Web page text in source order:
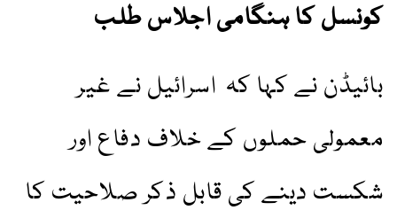
کونسل کا ہنگامی اجلاس طلب
بائیڈن نے کہا کہ اسرائیل نے غیر
معمولی حملوں کے خلاف دفاع اور
شکست دینے کی قابل ذکر صلاحیت کا